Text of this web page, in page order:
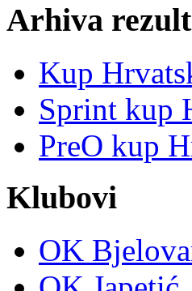
Arhiva
Kup
Sprint kup
PreO kup
Klubovi
OK